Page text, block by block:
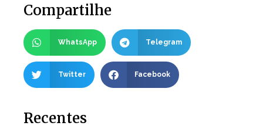
Compartilhe
WhatsApp Telegram
Twitter Facebook
Recentes